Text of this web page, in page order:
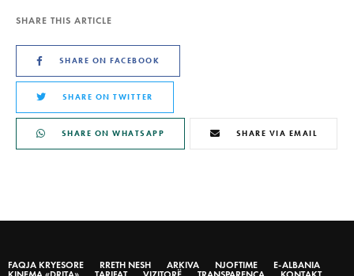
SHARE THIS ARTICLE
SHARE ON FACEBOOK
SHARE ON TWITTER
SHARE ON WHATSAPP SHARE VIA EMAIL
FAQJA KRYESORE RRETH NESH ARKIVA NJOFTIME
E-ALBANIA